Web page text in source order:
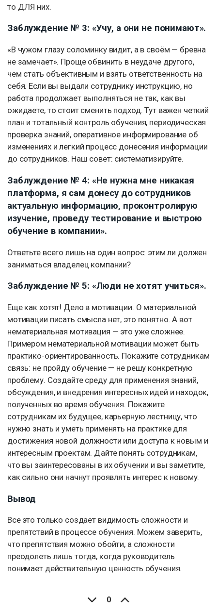
то ДЛЯ них.
Заблуждение № 3: «Учу, а они не понимают».
«В чужом глазу соломинку видит, а в своём — бревна
не замечает». Проще обвинить в неудаче другого,
чем стать объективным и взять ответственность на
себя. Если вы выдали сотруднику инструкцию, но
работа продолжает выполняться не так, как вы
ожидаете, то стоит сменить подход. Тут важен четкий
план и тотальный контроль обучения, периодическая
проверка знаний, оперативное информирование об
изменениях и легкий процесс донесения информации
до сотрудников. Наш совет: систематизируйте.
Заблуждение № 4: «Не нужна мне никакая
платформа, я сам донесу до сотрудников
актуальную информацию, проконтролирую
изучение, проведу тестирование и выстрою
обучение в компании».
Ответьте всего лишь на один вопрос: этим ли должен
заниматься владелец компании?
Заблуждение № 5: «Люди не хотят учиться».
Еще как хотят! Дело в мотивации. О материальной
мотивации писать смысла нет, это понятно. А вот
нематериальная мотивация — это уже сложнее.
Примером нематериальной мотивации может быть
практико-ориентированность. Покажите сотрудникам
связь: не пройду обучение — не решу конкретную
проблему. Создайте среду для применения знаний,
обсуждения, и внедрения интересных идей и находок,
полученных во время обучения. Покажите
сотрудникам их будущее, карьерную лестницу, что
нужно знать и уметь применять на практике для
достижения новой должности или доступа к новым и
интересным проектам. Дайте понять сотрудникам,
что вы заинтересованы в их обучении и вы заметите,
как сильно они начнут проявлять интерес к новому.
Вывод
Все это только создает видимость сложности и
препятствий в процессе обучения. Можем заверить,
что препятствия можно обойти, а сложности
преодолеть лишь тогда, когда руководитель
понимает действительную ценность обучения.
0